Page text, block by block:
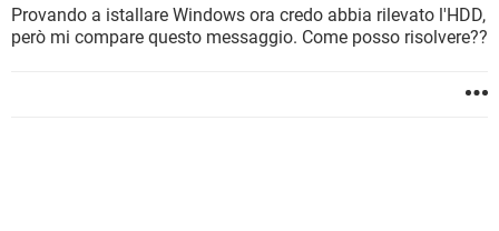
Provando a istallare Windows ora credo abbia rilevato l'HDD,
però mi compare questo messaggio. Come posso risolvere??